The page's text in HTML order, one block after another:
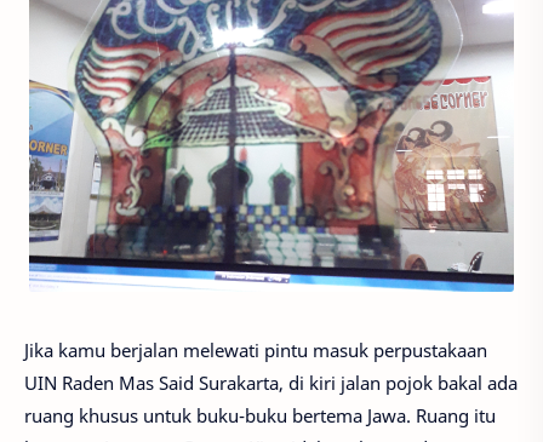
Jika kamu berjalan melewati pintu masuk perpustakaan
UIN Raden Mas Said Surakarta, di kiri jalan pojok bakal ada
ruang khusus untuk buku-buku bertema Jawa. Ruang itu